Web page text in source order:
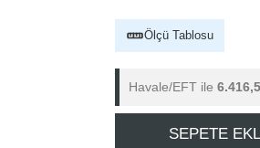
Ölçü Tablosu
Havale/EFT ile
SEPETE